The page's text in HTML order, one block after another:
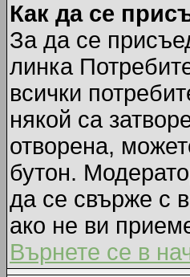
Как да се
За да се
линка
всички
някой са
отворена,
бутон.
да се свърже с
ако не ви
Върнете се в